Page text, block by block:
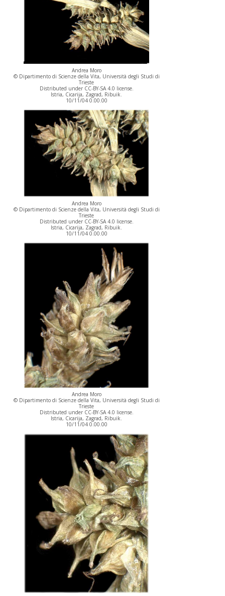
Andrea Moro
© Dipartimento di Scienze della Vita, Università degli Studi di
Trieste
Distributed under CC-BY-SA 4.0 license.
Istria, Cicarija, Zagrad, Ribuik.
10/11/04 0.00.00
Andrea Moro
© Dipartimento di Scienze della Vita, Università degli Studi di
Trieste
Distributed under CC-BY-SA 4.0 license.
Istria, Cicarija, Zagrad, Ribuik.
10/11/04 0.00.00
Andrea Moro
© Dipartimento di Scienze della Vita, Università degli Studi di
Trieste
Distributed under CC-BY-SA 4.0 license.
Istria, Cicarija, Zagrad, Ribuik.
10/11/04 0.00.00